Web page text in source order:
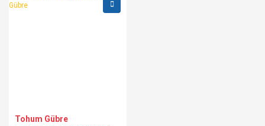
Tohum Gübre